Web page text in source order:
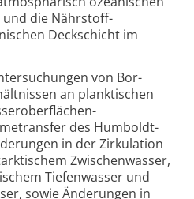
und die Nährstoff­
Deckschicht im
von Bor-
an planktischen
des Humboldt-
in der Zirkulation
Zwischen­wasser,
Tiefen­wasser und
sowie Änderungen in